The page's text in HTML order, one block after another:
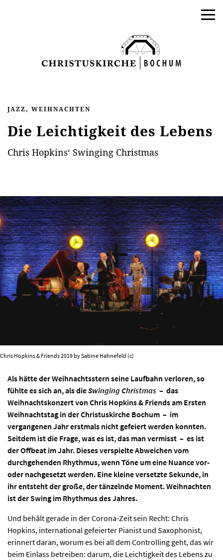
AKTUELLES
PROGRAMM
KIRCHE DER KULTUREN
Facebook Newsletter
Ticktes kaufen
Kontakt
JAZZ, WEIHNACHTEN
Die Leichtigkeit des Lebens
Chris Hopkins‘ Swinging Christmas
Chris Hopkins & Friends 2019 by Sabine Hahnefeld (c)
Als hätte der Weihnachtsstern seine Laufbahn verloren, so
fühlte es sich an, als dieSwinging Christmas – das
Weihnachtskonzert von Chris Hopkins & Friends am Ersten
Weihnachtstag in der Christuskirche Bochum – im
vergangenen Jahr erstmals nicht gefeiert werden konnten.
Seitdem ist die Frage, was es ist, das man vermisst – es ist
der Offbeat im Jahr. Dieses verspielte Abweichen vom
durchgehenden Rhythmus, wenn Töne um eine Nuance vor-
oder nachgesetzt werden. Eine kleine versetzte Sekunde, in
ihr entsteht der große, der tänzelnde Moment. Weihnachten
ist der Swing im Rhythmus des Jahres.
Und behält gerade in der Corona-Zeit sein Recht: Chris
Hopkins, international gefeierter Pianist und Saxophonist,
erinnert daran, worum es bei all dem Controlling geht, das wir
beim Einlass betreiben: darum, die Leichtigkeit des Lebens zu